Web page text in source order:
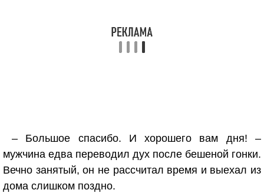
– Большое спасибо. И хорошего вам дня! –
мужчина едва переводил дух после бешеной гонки.
Вечно занятый, он не рассчитал время и выехал из
дома слишком поздно.